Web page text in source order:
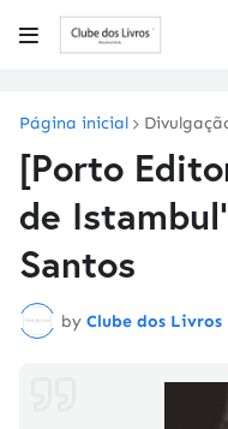
Página inicial
[Porto
de
Santos
by Clube dos Livros